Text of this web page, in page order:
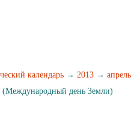
календарь → 2013 → апрель
день Земли)